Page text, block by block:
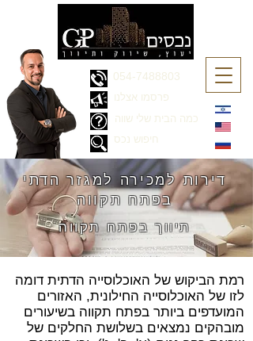
054-7488803
כמה הבית שלי שווה
פרסמו אצלנו
חיפוש נכס
דירות למכירהלמגזר הדתי
בפתח תקווה
תיווך בפתח תקווה
רמת הביקוש של האוכלוסייה הדתית דומה
לזו של האוכלוסייה החילונית, האזורים
המועדפים ביותר בפתח תקווה בשיעורים
מובהקים נמצאים בשלושת החלקים של